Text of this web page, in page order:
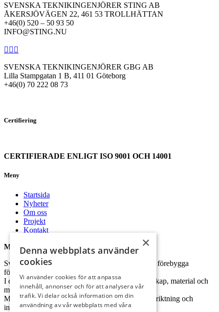
SVENSKA TEKNIKINGENJÖRER STING AB
ÅKERSJÖVÄGEN 22, 461 53 TROLLHÄTTAN
+46(0) 520 – 50 93 50
INFO@STING.NU
SVENSKA TEKNIKINGENJÖRER GBG AB
Lilla Stampgatan 1 B, 411 01 Göteborg
+46(0) 70 222 08 73
Certifiering
CERTIFIERADE ENLIGT ISO 9001 OCH 14001
Meny
Startsida
Nyheter
Om oss
Projekt
Kontakt
Miljöpolicy
Svenska Teknikingenjörer Sting ska arbeta för att förebygga
förorening i natur.
I det dagliga arbetet ska vi använda lagkrav, kunskap, material och
metoder för att minimera miljöbelastningen.
Miljöhänsyn ska vara en viktig del av vår affärsinriktning och
integreras i verksamheten.
×
Denna webbplats använder
cookies
Vi använder cookies för att anpassa
innehåll, annonser och för att analysera vår
trafik. Vi delar också information om din
användning av vår webbplats med våra